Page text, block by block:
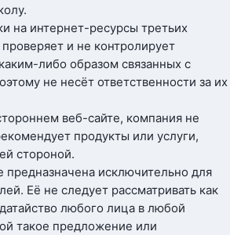
на интернет-ресурсы третьих
и не контролирует
либо образом связанных с
не несёт ответственности за их
веб-сайте, компания не
продукты или услуги,
стороной.
предназначена исключительно для
Её не следует рассматривать как
любого лица в любой
такое предложение или